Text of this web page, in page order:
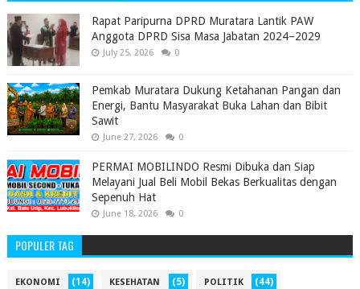
‎Rapat Paripurna DPRD Muratara Lantik PAW
Anggota DPRD Sisa Masa Jabatan 2024–2029 ‎
July 25, 2026 0
Pemkab Muratara Dukung Ketahanan Pangan dan
Energi, Bantu Masyarakat Buka Lahan dan Bibit
Sawit
June 27, 2026 0
PERMAI MOBILINDO Resmi Dibuka dan Siap
Melayani Jual Beli Mobil Bekas Berkualitas dengan
Sepenuh Hat
June 18, 2026 0
POPULER TAG
EKONOMI (14) KESEHATAN (5) POLITIK (44)